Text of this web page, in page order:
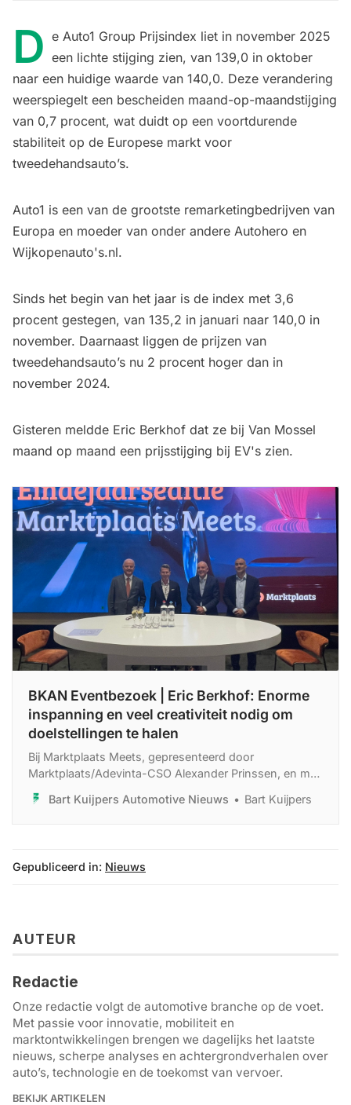
D e Auto1 Group Prijsindex liet in november 2025
een lichte stijging zien, van 139,0 in oktober
naar een huidige waarde van 140,0. Deze verandering
weerspiegelt een bescheiden maand-op-maandstijging
van 0,7 procent, wat duidt op een voortdurende
stabiliteit op de Europese markt voor
tweedehandsauto’s.
Auto1 is een van de grootste remarketingbedrijven van
Europa en moeder van onder andere Autohero en
Wijkopenauto's.nl.
Sinds het begin van het jaar is de index met 3,6
procent gestegen, van 135,2 in januari naar 140,0 in
november. Daarnaast liggen de prijzen van
tweedehandsauto’s nu 2 procent hoger dan in
november 2024.
Gisteren meldde Eric Berkhof dat ze bij Van Mossel
maand op maand een prijsstijging bij EV's zien.
BKAN Eventbezoek | Eric Berkhof: Enorme
inspanning en veel creativiteit nodig om
doelstellingen te halen
Bij Marktplaats Meets, gepresenteerd door
Marktplaats/Adevinta-CSO Alexander Prinssen, en met
als andere gasten Eddy Haesendonck (CEO Hedin
Automotive Benelux) en Johan Claassen (MD Ford
Bart Kuijpers Automotive Nieuws Bart Kuijpers
Gepubliceerd in: Nieuws
AUTEUR
Redactie
Onze redactie volgt de automotive branche op de voet.
Met passie voor innovatie, mobiliteit en
marktontwikkelingen brengen we dagelijks het laatste
nieuws, scherpe analyses en achtergrondverhalen over
auto’s, technologie en de toekomst van vervoer.
BEKIJK ARTIKELEN